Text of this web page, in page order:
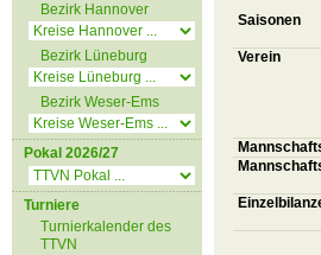
Bezirk Hannover
Bezirk Lüneburg
Bezirk Weser-Ems
Pokal 2026/27
Turniere
Turnierkalender des
TTVN
Saisonen
Verein